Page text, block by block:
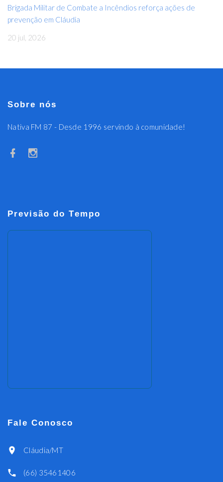
Brigada Militar de Combate a Incêndios reforça ações de
prevenção em Cláudia
20 jul, 2026
Sobre nós
Nativa FM 87 - Desde 1996 servindo à comunidade!
Previsão do Tempo
Fale Conosco
Cláudia/MT
(66) 35461406